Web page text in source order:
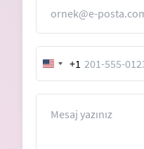
United
States
+1